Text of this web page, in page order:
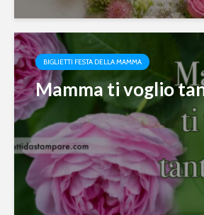
BIGLIETTI FESTA DELLA MAMMA
Mamma ti voglio